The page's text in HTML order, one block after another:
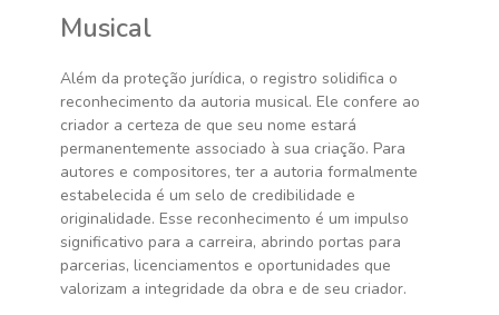
Musical
Além da proteção jurídica, o registro solidifica o
reconhecimento da autoria musical. Ele confere ao
criador a certeza de que seu nome estará
permanentemente associado à sua criação. Para
autores e compositores, ter a autoria formalmente
estabelecida é um selo de credibilidade e
originalidade. Esse reconhecimento é um impulso
significativo para a carreira, abrindo portas para
parcerias, licenciamentos e oportunidades que
valorizam a integridade da obra e de seu criador.